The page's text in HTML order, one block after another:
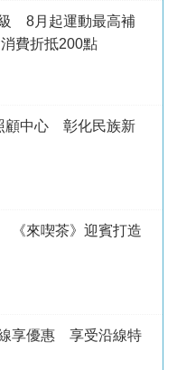
8月起運動最高補
費折抵200點
顧中心 彰化民族新
《來喫茶》迎賓打造
享優惠 享受沿線特